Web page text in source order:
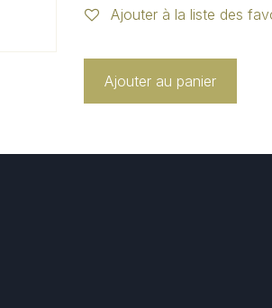
Ajouter à la liste des
Ajouter au panier